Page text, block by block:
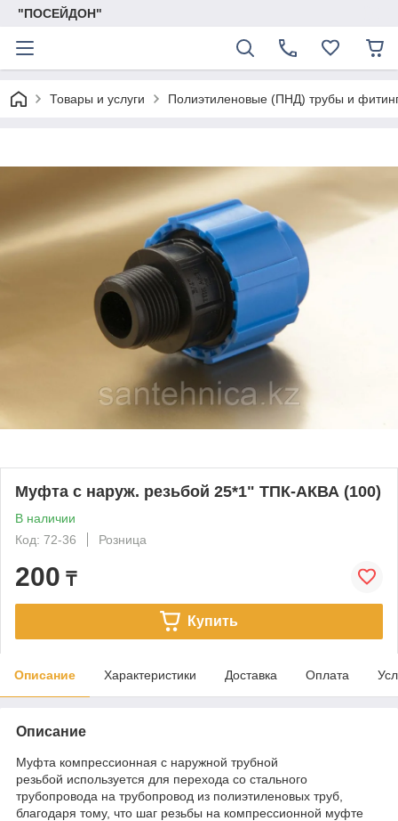
"ПОСЕЙДОН"
Товары и услуги Полиэтиленовые (ПНД) трубы и
Муфта с наруж. резьбой 25*1" ТПК-АКВА (100)
В наличии
Код: 72-36
Розница
200 ₸
Купить
Описание Характеристики Доставка Оплата
Описание
Муфта компрессионная с наружной трубной
резьбой используется для перехода со стального
трубопровода на трубопровод из полиэтиленовых труб,
благодаря тому, что шаг резьбы на компрессионной муфте